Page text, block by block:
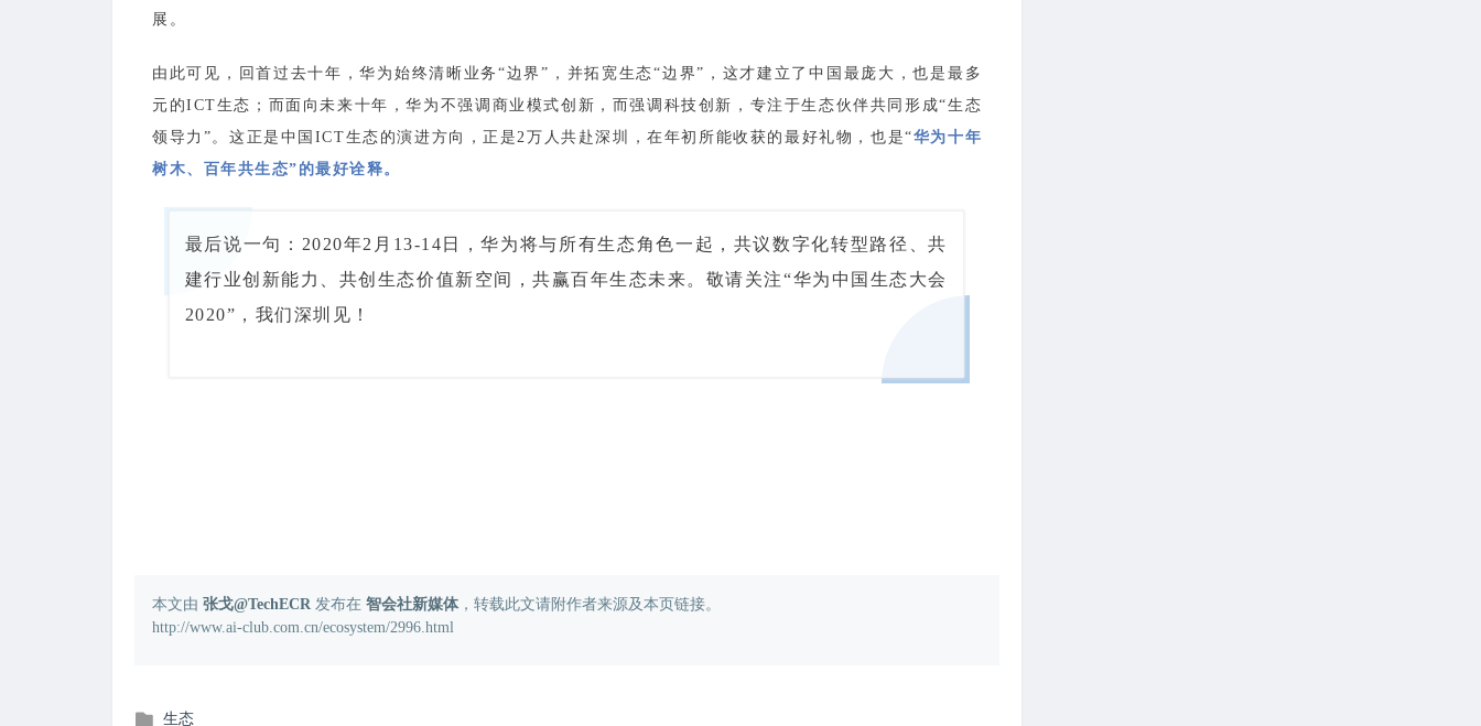
展。
由此可见，回首过去十年，华为始终清晰业务“边界”，并拓宽生态“边界”，这才建立了中国最庞大，也是最多
元的ICT生态；而面向未来十年，华为不强调商业模式创新，而强调科技创新，专注于生态伙伴共同形成“生态
领导力”。这正是中国ICT生态的演进方向，正是2万人共赴深圳，在年初所能收获的最好礼物，也是“华为十年
树木、百年共生态”的最好诠释。
最后说一句：2020年2月13-14日，华为将与所有生态角色一起，共议数字化转型路径、共
建行业创新能力、共创生态价值新空间，共赢百年生态未来。敬请关注“华为中国生态大会
2020”，我们深圳见！
本文由 张戈@TechECR 发布在 智会社新媒体，转载此文请附作者来源及本页链接。
http://www.ai-club.com.cn/ecosystem/2996.html
发
生态